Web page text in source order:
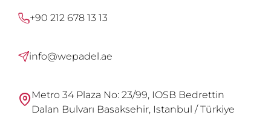
+90 212 678 13 13
info@wepadel.ae
Metro 34 Plaza No: 23/99, IOSB Bedrettin
Dalan Bulvarı Basaksehir, Istanbul / Türkiye